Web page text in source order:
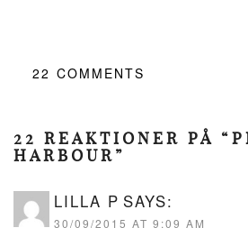
22 COMMENTS
22 REAKTIONER PÅ
HARBOUR”
LILLA P SAYS:
30/09/2015 AT 9:09 AM